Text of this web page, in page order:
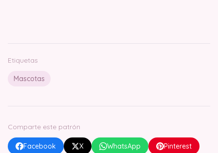
Etiquetas
Mascotas
Comparte este patrón
Facebook X WhatsApp Pinterest